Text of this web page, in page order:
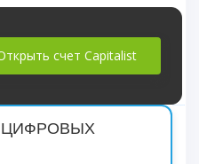
счет Capitalist
ЦИФРОВЫХ